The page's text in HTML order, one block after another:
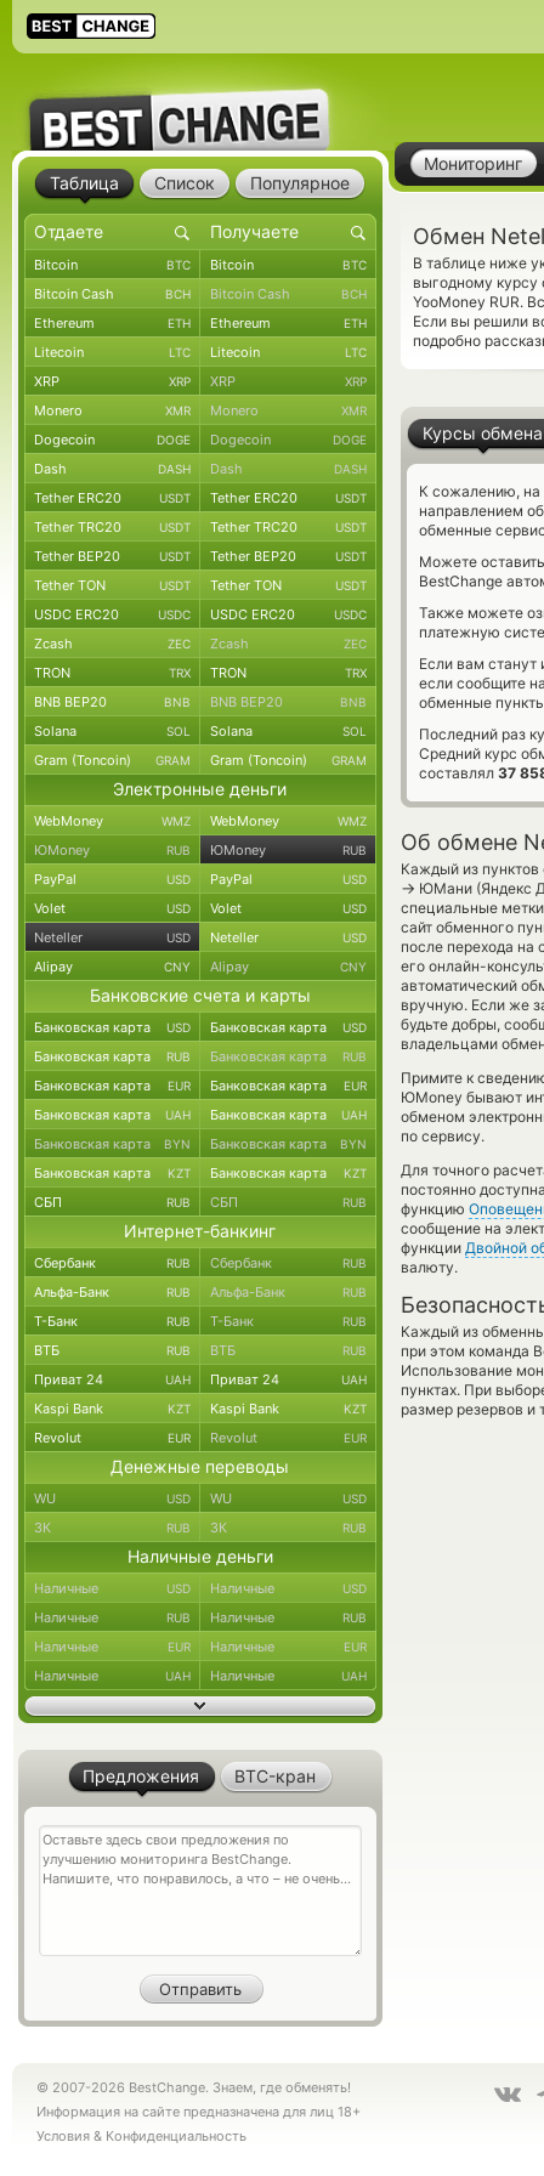
Мониторинг
Обмен
В таблице ниже
выгодному курсу
YooMoney RUR.
Если вы решили
подробно
Курсы обмена
К сожалению, на
направлением
обменные
Можете
BestChange
Также можете
платежную
Если вам
если сообщите
обменные
Последний раз
Средний курс
составлял 37
Об обмене
Каждый из пунктов
→ ЮМани (Яндекс
специальные
сайт обменного
после перехода на
его онлайн-
автоматический
вручную. Если же
будьте добры,
владельцами
Примите к
ЮMoney бывают
обменом
по сервису.
Для точного
постоянно
функцию
сообщение на
функции Двойной
валюту.
Каждый из
при этом команда
Использование
пунктах. При
размер резервов и
Таблица Список Популярное
Bitcoin BTC Bitcoin BTC
Bitcoin Cash BCH Bitcoin Cash BCH
Ethereum ETH Ethereum ETH
Litecoin LTC Litecoin LTC
XRP XRP XRP XRP
Monero XMR Monero XMR
Dogecoin DOGE Dogecoin DOGE
Dash DASH Dash DASH
Tether ERC20 USDT Tether ERC20 USDT
Tether TRC20 USDT Tether TRC20 USDT
Tether BEP20 USDT Tether BEP20 USDT
Tether TON USDT Tether TON USDT
USDC ERC20 USDC USDC ERC20 USDC
Zcash ZEC Zcash ZEC
TRON TRX TRON TRX
BNB BEP20 BNB BNB BEP20 BNB
Solana SOL Solana SOL
Gram (Toncoin) GRAM Gram (Toncoin) GRAM
Электронные деньги
WebMoney WMZ WebMoney WMZ
ЮMoney RUB ЮMoney RUB
PayPal USD PayPal USD
Volet USD Volet USD
Neteller USD Neteller USD
Alipay CNY Alipay CNY
Банковские счета и карты
Банковская карта USD Банковская карта USD
Банковская карта RUB Банковская карта RUB
Банковская карта EUR Банковская карта EUR
Банковская карта UAH Банковская карта UAH
Банковская карта BYN Банковская карта BYN
Банковская карта KZT Банковская карта KZT
СБП RUB СБП RUB
Интернет-банкинг
Сбербанк RUB Сбербанк RUB
Альфа-Банк RUB Альфа-Банк RUB
Т-Банк RUB Т-Банк RUB
ВТБ RUB ВТБ RUB
Приват 24 UAH Приват 24 UAH
Kaspi Bank KZT Kaspi Bank KZT
Revolut EUR Revolut EUR
Денежные переводы
WU USD WU USD
ЗК RUB ЗК RUB
Наличные деньги
Наличные USD Наличные USD
Наличные RUB Наличные RUB
Наличные EUR Наличные EUR
Наличные UAH Наличные UAH
Предложения BTC-кран
© 2007-2026 BestChange. Знаем, где обменять!
Информация на сайте предназначена для лиц 18+
Условия & Конфиденциальность